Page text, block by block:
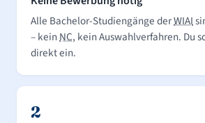
Alle Bachelor-Studiengänge derWIAI
– keinNC, kein Auswahlverfahren. Du
direkt ein.
2